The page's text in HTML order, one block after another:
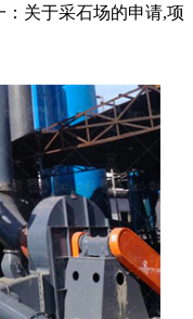
关于采石场的申请,项